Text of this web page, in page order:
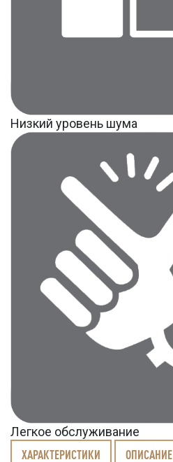
Низкий уровень шума
Легкое обслуживание
ХАРАКТЕРИСТИКИ ОПИСАНИЕ